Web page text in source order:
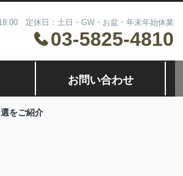
定休日：土日・GW・お盆・年末年始休業
03-5825-4810
お問い合わせ
をご紹介